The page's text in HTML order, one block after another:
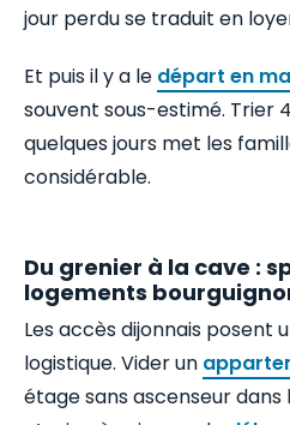
jour perdu se traduit en
Et puis il y a le départ en
souvent sous-estimé. Trier
quelques jours met les
considérable.
Du grenier à la cave :
logements
Les accès dijonnais posent
logistique. Vider un
étage sans ascenseur